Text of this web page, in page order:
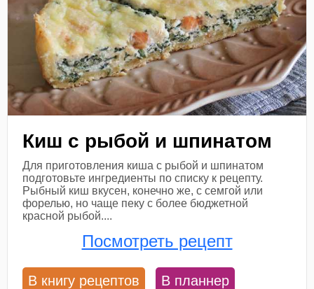
Киш с рыбой и шпинатом
Для приготовления киша с рыбой и шпинатом
подготовьте ингредиенты по списку к рецепту.
Рыбный киш вкусен, конечно же, с семгой или
форелью, но чаще пеку с более бюджетной
красной рыбой....
Посмотреть рецепт
В книгу рецептов В планнер